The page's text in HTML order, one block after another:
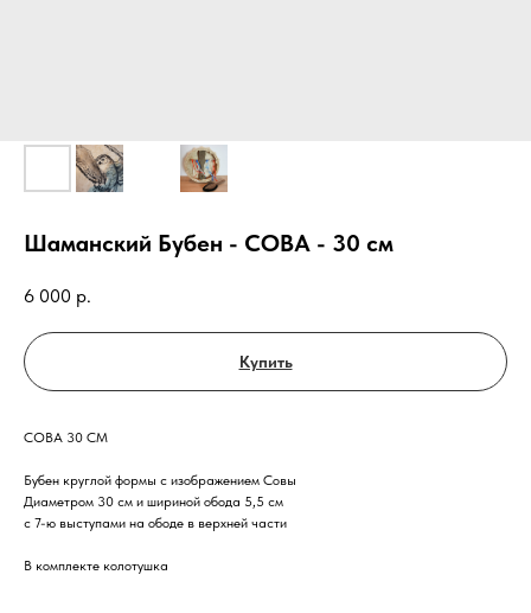
Шаманский Бубен - СОВА - 30 см
6 000 р.
Купить
СОВА 30 СМ
Бубен круглой формы с изображением Совы
Диаметром 30 см и шириной обода 5,5 см
с 7-ю выступами на ободе в верхней части
В комплекте колотушка